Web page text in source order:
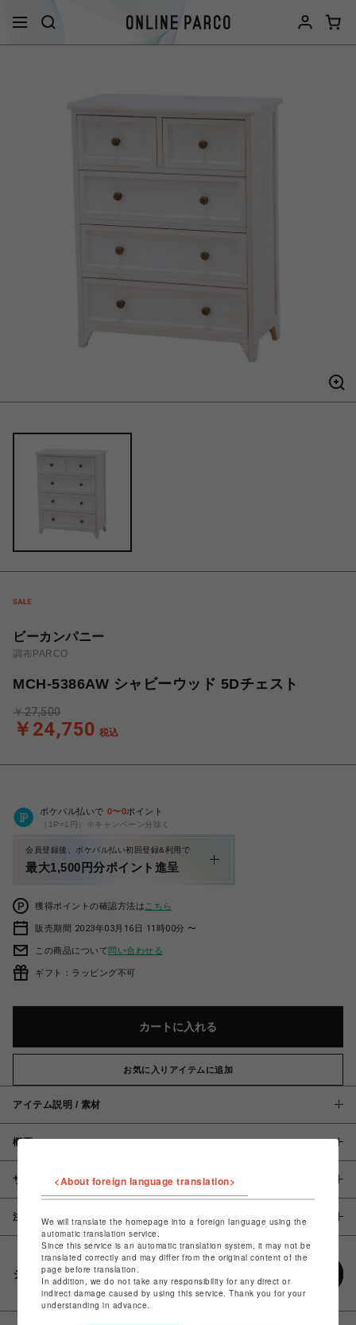
ビーカンパニー
調布PARCO
MCH-5386AW シャビーウッド 5Dチェスト
￥24,750 税込
￥27,500
ポケパル払いで 0〜0ポイント
（1P=1円）※キャンペーン分除く
会員登録後、ポケパル払い初回登録&利用で
最大1,500円分ポイント進呈
獲得ポイントの確認方法は こちら
販売期間 2023年03月16日 11時00分 〜
この商品について問い合わせる
ギフト：ラッピング不可
カートに入れる
お気に入りアイテムに追加
アイテム説明 / 素材
概要
サイズ
注意事項
シェアする
<About foreign language translation>
We will translate the homepage into a foreign language using the
automatic translation service.
Since this service is an automatic translation system, it may not be
translated correctly and may differ from the original content of the
page before translation.
In addition, we do not take any responsibility for any direct or
indirect damage caused by using this service. Thank you for your
understanding in advance.